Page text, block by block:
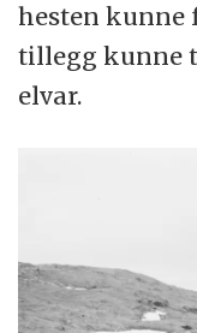
hesten kunne
tillegg kunne
elvar.